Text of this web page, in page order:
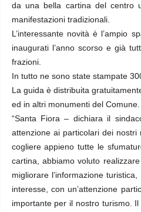
da una bella cartina del centro
manifestazioni tradizionali.
L’interessante novità è l’ampio
inaugurati l’anno scorso e già
frazioni.
In tutto ne sono state stampate
La guida è distribuita
ed in altri monumenti del Comune.
“Santa Fiora – dichiara il
attenzione ai particolari dei
cogliere appieno tutte le
cartina, abbiamo voluto
migliorare l’informazione
interesse, con un’attenzione
importante per il nostro turismo.